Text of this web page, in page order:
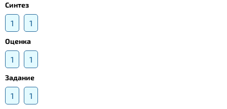
Синтез
1 1
Оценка
1 1
Задание
1 1